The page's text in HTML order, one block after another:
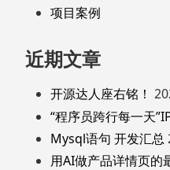
项目案例
近期文章
开源达人座右铭！
“程序员跨行每一天
Mysql语句 开发汇总
用AI做产品详情页的